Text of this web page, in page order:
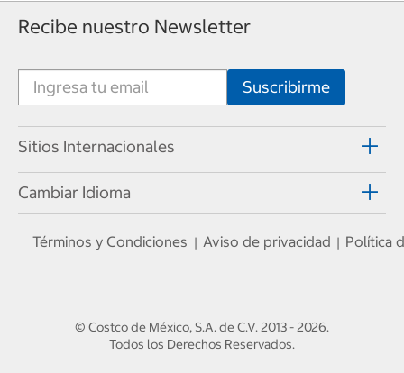
Recibe nuestro Newsletter
Sitios Internacionales
Cambiar Idioma
Términos y Condiciones | Aviso de privacidad | Política
© Costco de México, S.A. de C.V.2013 - 2026.
Todos los Derechos Reservados.